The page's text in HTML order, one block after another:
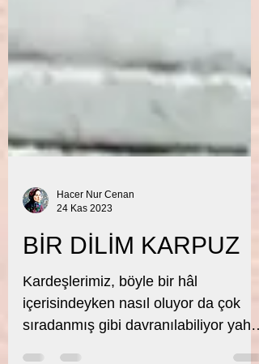
Hacer Nur Cenan
BİR DİLİM KARPUZ
Kardeşlerimiz, böyle bir hâl
içerisindeyken nasıl oluyor da çok